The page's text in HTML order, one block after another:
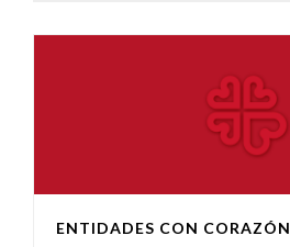
ENTIDADES CON CORAZÓN